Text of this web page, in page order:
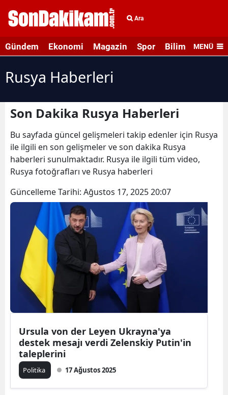
Ara
Gündem Ekonomi Magazin Spor Bilim veMENÜ
Rusya Haberleri
Son Dakika Rusya Haberleri
Bu sayfada güncel gelişmeleri takip edenler için Rusya
ile ilgili en son gelişmeler ve son dakika Rusya
haberleri sunulmaktadır. Rusya ile ilgili tüm video,
Rusya fotoğrafları ve Rusya haberleri
Güncelleme Tarihi: Ağustos 17, 2025 20:07
Ursula von der Leyen Ukrayna'ya
destek mesajı verdi Zelenskiy Putin'in
taleplerini
Politika 17 Ağustos 2025